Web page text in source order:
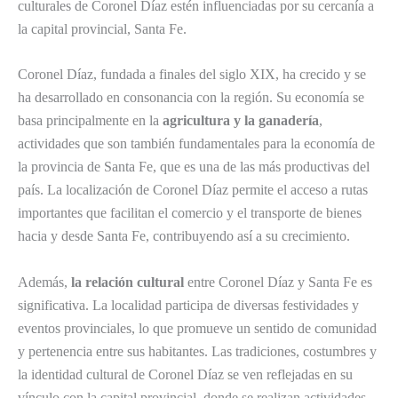
culturales de Coronel Díaz estén influenciadas por su cercanía a
la capital provincial, Santa Fe.
Coronel Díaz, fundada a finales del siglo XIX, ha crecido y se
ha desarrollado en consonancia con la región. Su economía se
basa principalmente en la agricultura y la ganadería,
actividades que son también fundamentales para la economía de
la provincia de Santa Fe, que es una de las más productivas del
país. La localización de Coronel Díaz permite el acceso a rutas
importantes que facilitan el comercio y el transporte de bienes
hacia y desde Santa Fe, contribuyendo así a su crecimiento.
Además, la relación cultural entre Coronel Díaz y Santa Fe es
significativa. La localidad participa de diversas festividades y
eventos provinciales, lo que promueve un sentido de comunidad
y pertenencia entre sus habitantes. Las tradiciones, costumbres y
la identidad cultural de Coronel Díaz se ven reflejadas en su